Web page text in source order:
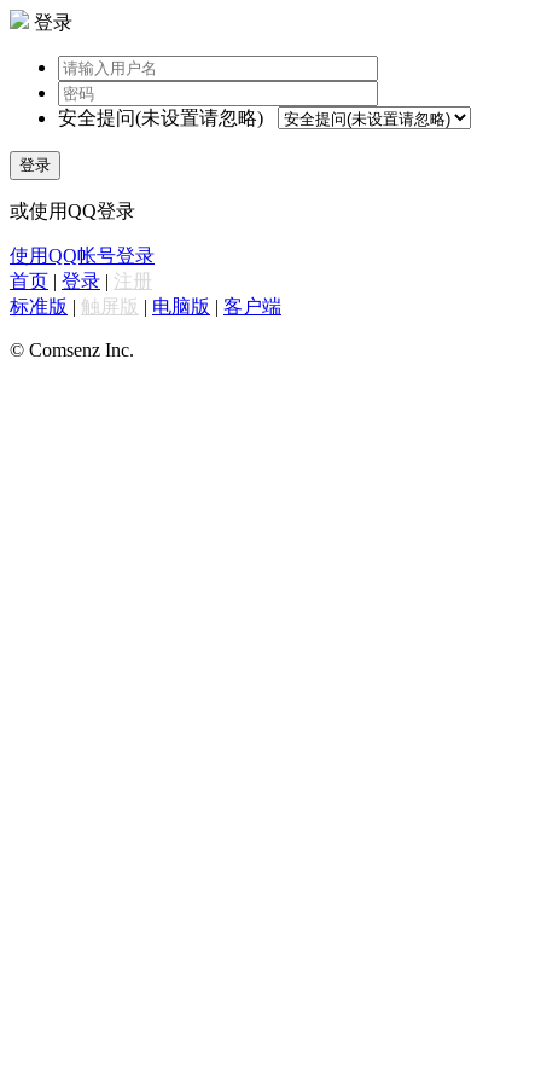
登录
安全提问(未设置请忽略)
登录
或使用QQ登录
使用QQ帐号登录
首页 | 登录 | 注册
标准版 | 触屏版 | 电脑版 | 客户端
© Comsenz Inc.